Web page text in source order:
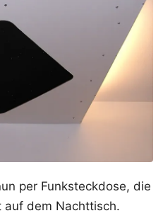
per Funksteckdose, die
auf dem Nachttisch.